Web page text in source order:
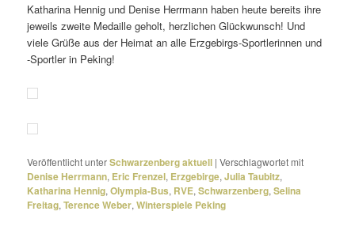
Katharina Hennig und Denise Herrmann haben heute bereits ihre
jeweils zweite Medaille geholt, herz­li­chen Glückwunsch! Und
viele Grüße aus der Heimat an alle Erzgebirgs-Sportlerinnen und
-Sportler in Peking!
Veröffentlicht unterSchwarzenberg aktuell |Verschlagwortet mit
Denise Herrmann, Eric Frenzel, Erzgebirge,Julia Taubitz,
Katharina Hennig,Olympia-Bus, RVE,Schwarzenberg,Selina
Freitag,Terence Weber,Winterspiele Peking